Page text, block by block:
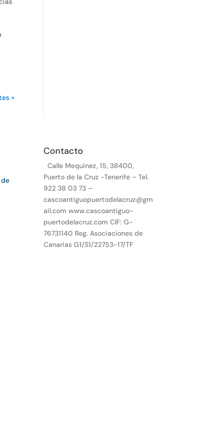
»
Contacto
Calle Mequinez, 15, 38400,
Puerto de la Cruz -Tenerife – Tel.
922 38 03 73 –
cascoantiguopuertodelacruz@gm
ail.com www.cascoantiguo-
puertodelacruz.com CIF: G-
76731140 Reg. Asociaciones de
Canarias G1/S1/22753-17/TF